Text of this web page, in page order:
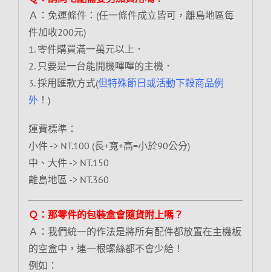
Ａ：免運條件：(任一條件成立皆可，離島地區每
件加收200元)
1. 零件購買滿一萬元以上．
2. 只要是一台能開機嗶嗶的主機．
3. 採用匯款方式(但特殊節日或活動下殺商品例
外！)
運費標準：
小件 -> NT.100 (長+寬+高=小於90公分)
中、大件 -> NT.150
離島地區 -> NT.360
Ｑ：那零件的包裝盒會隨貨附上嗎？
Ａ：我們統一的作法是將所有配件都放置在主機板
的空盒中，連一根螺絲都不會少給！
例如：